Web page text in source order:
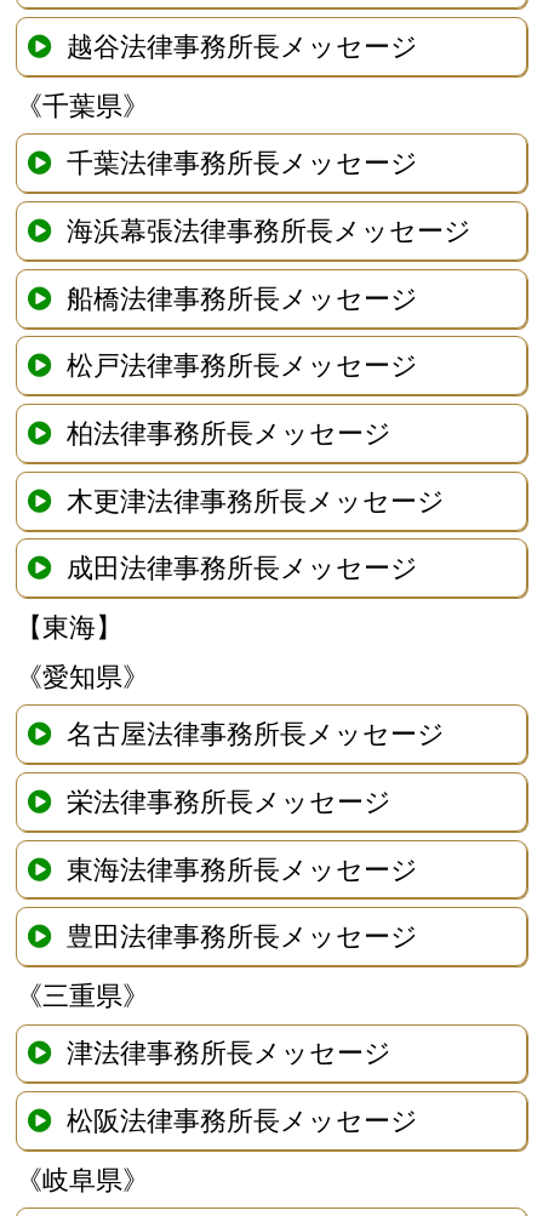
越谷法律事務所長メッセージ
《千葉県》
千葉法律事務所長メッセージ
海浜幕張法律事務所長メッセージ
船橋法律事務所長メッセージ
松戸法律事務所長メッセージ
柏法律事務所長メッセージ
木更津法律事務所長メッセージ
成田法律事務所長メッセージ
【東海】
《愛知県》
名古屋法律事務所長メッセージ
栄法律事務所長メッセージ
東海法律事務所長メッセージ
豊田法律事務所長メッセージ
《三重県》
津法律事務所長メッセージ
松阪法律事務所長メッセージ
《岐阜県》